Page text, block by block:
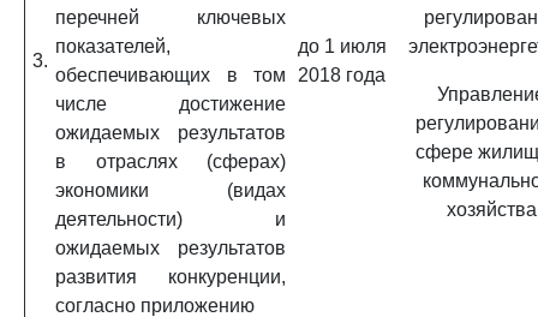
3.
перечней ключевых
показателей,
обеспечивающих в том
числе достижение
ожидаемых результатов
в отраслях (сферах)
экономики (видах
деятельности) и
ожидаемых результатов
развития конкуренции,
согласно приложению
до 1 июля
2018 года
сфере
хозяйства